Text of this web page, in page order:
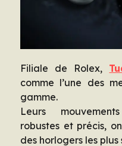
Filiale de Rolex,
comme l’une des
gamme.
Leurs
robustes et précis,
des horlogers les